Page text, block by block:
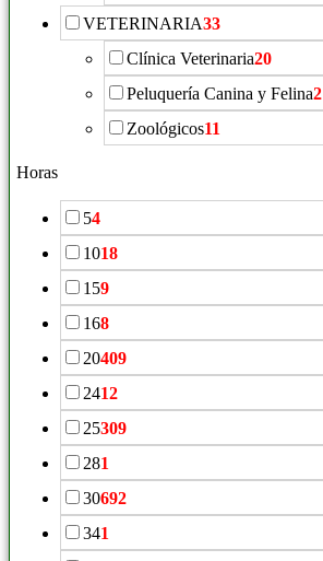
VETERINARIA33
Clínica Veterinaria20
Peluquería Canina y Felina2
Zoológicos11
Horas
54
1018
159
168
20409
2412
25309
281
30692
341